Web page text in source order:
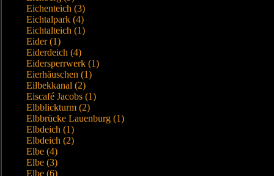
Eichenteich (3)
Eichtalpark (4)
Eichtalteich (1)
Eider (1)
Eiderdeich (4)
Eidersperrwerk (1)
Eierhäuschen (1)
Eilbekkanal (2)
Eiscafé Jacobs (1)
Elbblickturm (2)
Elbbrücke Lauenburg (1)
Elbdeich (1)
Elbdeich (2)
Elbe (4)
Elbe (3)
Elbe (6)